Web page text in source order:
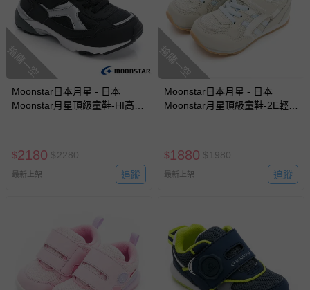
搶購一空
Moonstar日本月星 - 日本
Moonstar月星頂級童鞋-HI高機
$2180 $2280
最新上架 追蹤
搶購一空
Moonstar日本月星 - 日本
Moonstar月星頂級童鞋-2E輕量
$1880 $1980
最新上架 追蹤